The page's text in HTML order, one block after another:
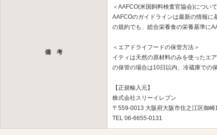
備 考
＜AAFCO(米国飼料検査官協会)につい
AAFCOのガイドラインは最新の情報
の規約でも、総合栄養食の栄養基準に
＜エアドライフードの保管方法＞
イティは天然の原材料のみを使ったエ
の保管の場合は10日以内、冷蔵庫での
【正規輸入元】
株式会社スリーイレブン
〒559-0013 大阪府大阪市住之江区御崎
TEL 06-6655-0131